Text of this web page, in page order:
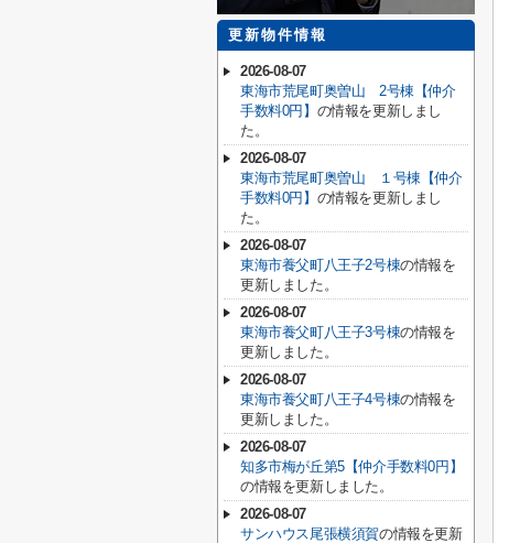
更新物件情報
2026-08-07
東海市荒尾町奥曽山 2号棟【仲介
手数料0円】 の情報を更新しまし
た。
2026-08-07
東海市荒尾町奥曽山 １号棟【仲介
手数料0円】 の情報を更新しまし
た。
2026-08-07
東海市養父町八王子2号棟の情報を
更新しました。
2026-08-07
東海市養父町八王子3号棟の情報を
更新しました。
2026-08-07
東海市養父町八王子4号棟の情報を
更新しました。
2026-08-07
知多市梅が丘第5【仲介手数料0円】
の情報を更新しました。
2026-08-07
サンハウス尾張横須賀の情報を更新